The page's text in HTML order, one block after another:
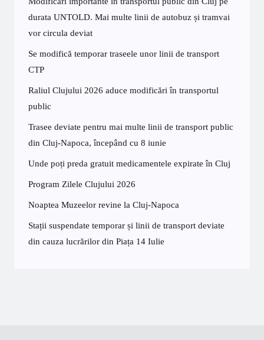
durata UNTOLD. Mai multe linii de autobuz și tramvai
vor circula deviat
Se modifică temporar traseele unor linii de transport
CTP
Raliul Clujului 2026 aduce modificări în transportul
public
Trasee deviate pentru mai multe linii de transport public
din Cluj-Napoca, începând cu 8 iunie
Unde poți preda gratuit medicamentele expirate în Cluj
Program Zilele Clujului 2026
Noaptea Muzeelor revine la Cluj-Napoca
Stații suspendate temporar și linii de transport deviate
din cauza lucrărilor din Piața 14 Iulie